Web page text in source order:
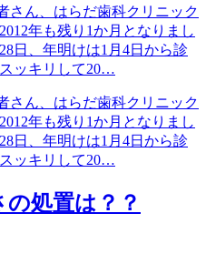
さん、はらだ歯科クリニック
年も残り1か月となりまし
日、年明けは1月4日から診
ッキリして20…
さん、はらだ歯科クリニック
年も残り1か月となりまし
日、年明けは1月4日から診
ッキリして20…
処置は？？